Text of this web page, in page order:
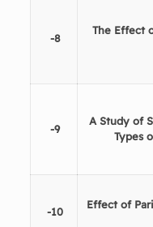
The Effect
8-
A Study of
Types
9-
Effect of
10-